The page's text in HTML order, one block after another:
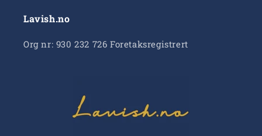
Lavish.no
Org nr: 930 232 726 Foretaksregistrert